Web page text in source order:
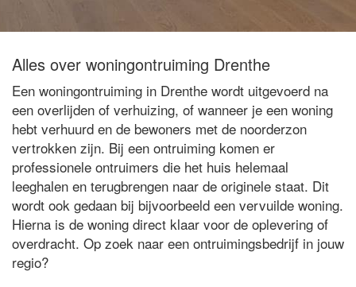
Alles over woningontruiming Drenthe
Een woningontruiming in Drenthe wordt uitgevoerd na
een overlijden of verhuizing, of wanneer je een woning
hebt verhuurd en de bewoners met de noorderzon
vertrokken zijn. Bij een ontruiming komen er
professionele ontruimers die het huis helemaal
leeghalen en terugbrengen naar de originele staat. Dit
wordt ook gedaan bij bijvoorbeeld een vervuilde woning.
Hierna is de woning direct klaar voor de oplevering of
overdracht. Op zoek naar een ontruimingsbedrijf in jouw
regio?